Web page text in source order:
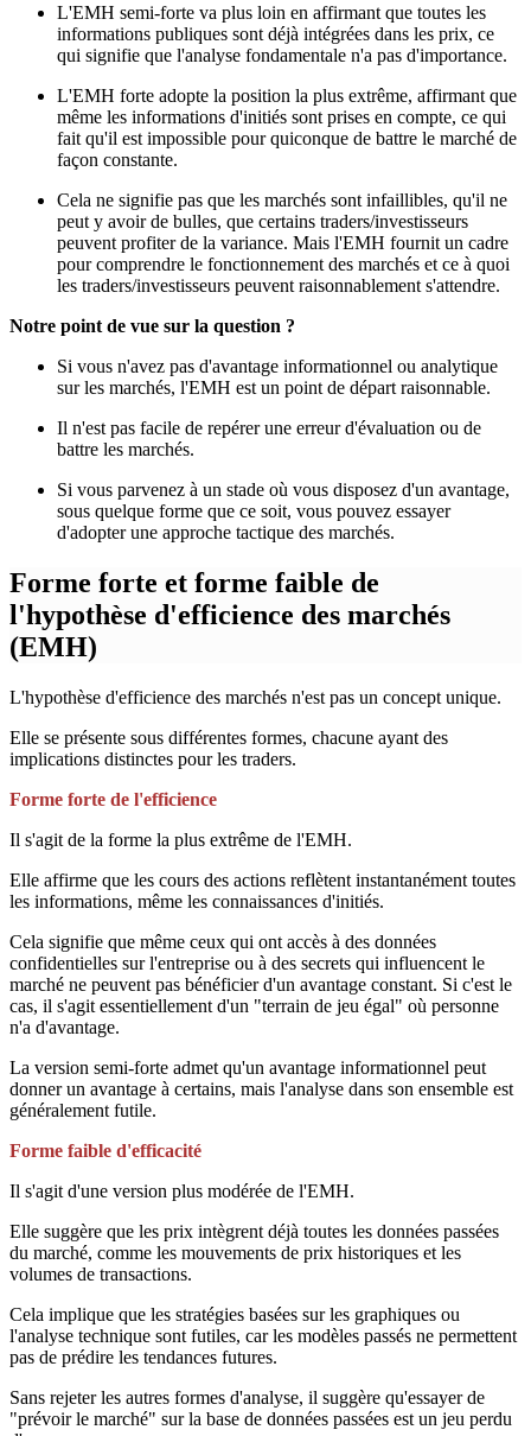
L'EMH semi-forte va plus loin en affirmant que toutes les
informations publiques sont déjà intégrées dans les prix, ce
qui signifie que l'analyse fondamentale n'a pas d'importance.
L'EMH forte adopte la position la plus extrême, affirmant que
même les informations d'initiés sont prises en compte, ce qui
fait qu'il est impossible pour quiconque de battre le marché de
façon constante.
Cela ne signifie pas que les marchés sont infaillibles, qu'il ne
peut y avoir de bulles, que certains traders/investisseurs
peuvent profiter de la variance. Mais l'EMH fournit un cadre
pour comprendre le fonctionnement des marchés et ce à quoi
les traders/investisseurs peuvent raisonnablement s'attendre.
Notre point de vue sur la question ?
Si vous n'avez pas d'avantage informationnel ou analytique
sur les marchés, l'EMH est un point de départ raisonnable.
Il n'est pas facile de repérer une erreur d'évaluation ou de
battre les marchés.
Si vous parvenez à un stade où vous disposez d'un avantage,
sous quelque forme que ce soit, vous pouvez essayer
d'adopter une approche tactique des marchés.
Forme forte et forme faible de
l'hypothèse d'efficience des marchés
(EMH)
L'hypothèse d'efficience des marchés n'est pas un concept unique.
Elle se présente sous différentes formes, chacune ayant des
implications distinctes pour les traders.
Forme forte de l'efficience
Il s'agit de la forme la plus extrême de l'EMH.
Elle affirme que les cours des actions reflètent instantanément toutes
les informations, même les connaissances d'initiés.
Cela signifie que même ceux qui ont accès à des données
confidentielles sur l'entreprise ou à des secrets qui influencent le
marché ne peuvent pas bénéficier d'un avantage constant. Si c'est le
cas, il s'agit essentiellement d'un "terrain de jeu égal" où personne
n'a d'avantage.
La version semi-forte admet qu'un avantage informationnel peut
donner un avantage à certains, mais l'analyse dans son ensemble est
généralement futile.
Forme faible d'efficacité
Il s'agit d'une version plus modérée de l'EMH.
Elle suggère que les prix intègrent déjà toutes les données passées
du marché, comme les mouvements de prix historiques et les
volumes de transactions.
Cela implique que les stratégies basées sur les graphiques ou
l'analyse technique sont futiles, car les modèles passés ne permettent
pas de prédire les tendances futures.
Sans rejeter les autres formes d'analyse, il suggère qu'essayer de
"prévoir le marché" sur la base de données passées est un jeu perdu